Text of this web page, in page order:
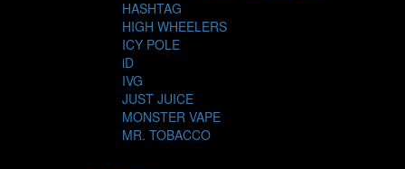
HASHTAG
HIGH WHEELERS
ICY POLE
iD
IVG
JUST JUICE
MONSTER VAPE
MR. TOBACCO